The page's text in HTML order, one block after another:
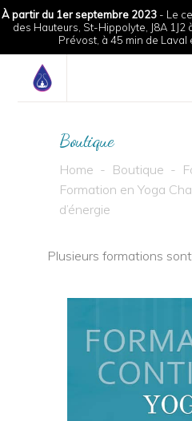
À partir du 1er septembre 2023- Le
des Hauteurs, St-Hippolyte, J8A 1J2
Prévost, à 45 min de Laval
Boutique
Home - Boutique -
Formation en Yoga
d’énergie
Plusieurs formations